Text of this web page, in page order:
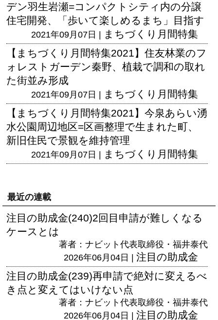
デン羽生岩瀬=コンパクトシティ内の分譲
住宅開発、「歩いて楽しめるまち」目指す
2021年09月07日 | まちづくり月間特集
【まちづくり月間特集2021】住友林業のフ
ォレストガーデン秦野、植栽で調和の取れ
た街並み形成
2021年09月07日 | まちづくり月間特集
【まちづくり月間特集2021】今泉あらい湧
水公園周辺地区=区画整理で生まれた町、
新旧住民で景観を維持管理
2021年09月07日 | まちづくり月間特集
最近の連載
注目の助成金(240)2回目申請が難しくなる
ケースとは
著者：ナビット代表取締役・福井泰代
2026年06月04日 | 注目の助成金
注目の助成金(239)再申請で絶対に変えるべ
き点と変えてはいけない点
著者：ナビット代表取締役・福井泰代
2026年06月04日 | 注目の助成金